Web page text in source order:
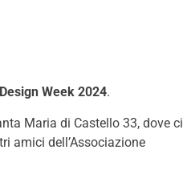
Week 2024.
Maria di Castello 33, dove ci
amici dell’Associazione